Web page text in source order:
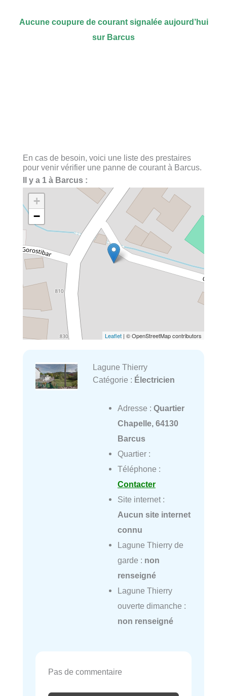
Aucune coupure de courant signalée aujourd’hui
sur Barcus
En cas de besoin, voici une liste des prestaires
pour venir vérifier une panne de courant à Barcus.
Il y a 1 à Barcus :
+
−
Leaflet | © OpenStreetMap contributors
Lagune Thierry
Catégorie : Électricien
Adresse : Quartier
Chapelle, 64130
Barcus
Quartier :
Téléphone :
Contacter
Site internet :
Aucun site internet
connu
Lagune Thierry de
garde : non
renseigné
Lagune Thierry
ouverte dimanche :
non renseigné
Pas de commentaire